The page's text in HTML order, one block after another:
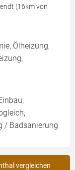
(16km von
Ölheizung,
/ Badsanierung
vergleichen